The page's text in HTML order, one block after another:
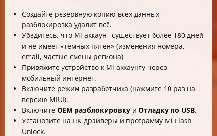
Создайте резервную копию всех данных —
разблокировка удалит всё.
Убедитесь, что Mi аккаунт существует более 180 дней
и не имеет «тёмных пятен» (изменения номера,
email, частые смены региона).
Привяжите устройство к Mi аккаунту через
мобильный интернет.
Включите режим разработчика (нажмите 10 раз на
версию MIUI).
Включите OEM разблокировку и Отладку по USB.
Установите на ПК драйверы и программу Mi Flash
Unlock.